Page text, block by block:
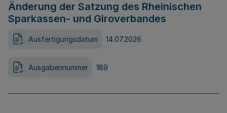
Änderung der Satzung des Rheinischen
Sparkassen- und Giroverbandes
Ausfertigungsdatum 14.07.2026
Ausgabennummer 189